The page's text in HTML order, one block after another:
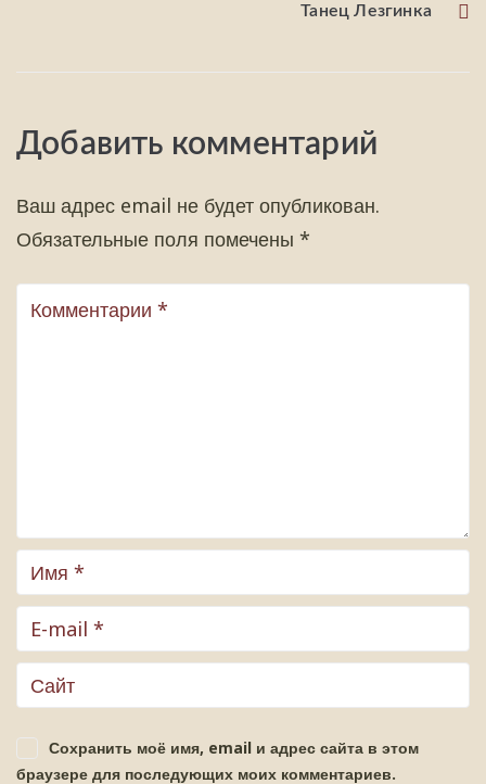
Танец Лезгинка
Добавить комментарий
Ваш адрес email не будет опубликован.
Обязательные поля помечены *
Сохранить моё имя, email и адрес сайта в этом
браузере для последующих моих комментариев.